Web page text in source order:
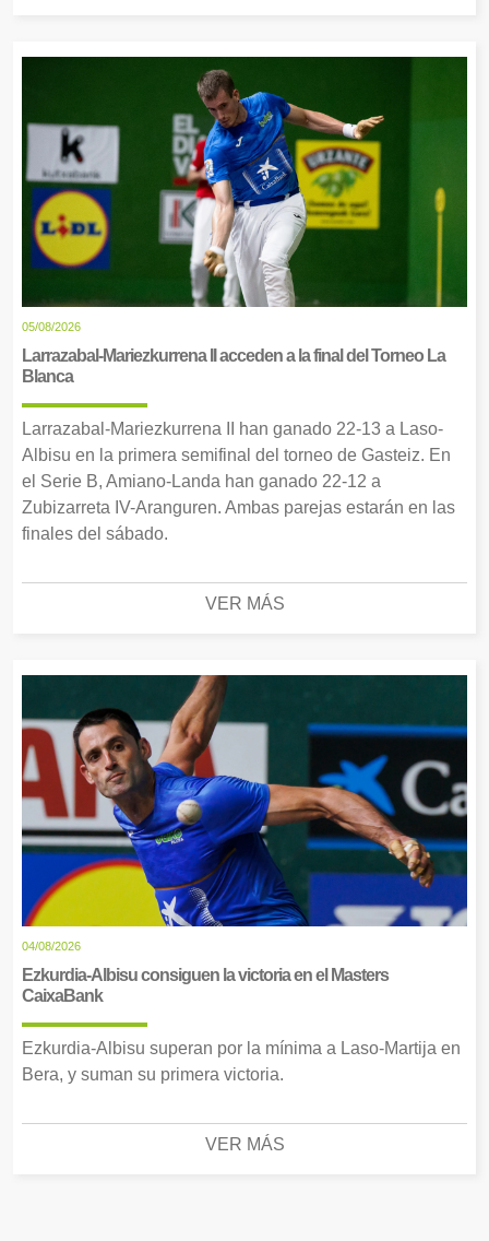
05/08/2026
Larrazabal-Mariezkurrena II acceden a la final del Torneo La
Blanca
Larrazabal-Mariezkurrena II han ganado 22-13 a Laso-
Albisu en la primera semifinal del torneo de Gasteiz. En
el Serie B, Amiano-Landa han ganado 22-12 a
Zubizarreta IV-Aranguren. Ambas parejas estarán en las
finales del sábado.
VER MÁS
04/08/2026
Ezkurdia-Albisu consiguen la victoria en el Masters
CaixaBank
Ezkurdia-Albisu superan por la mínima a Laso-Martija en
Bera, y suman su primera victoria.
VER MÁS